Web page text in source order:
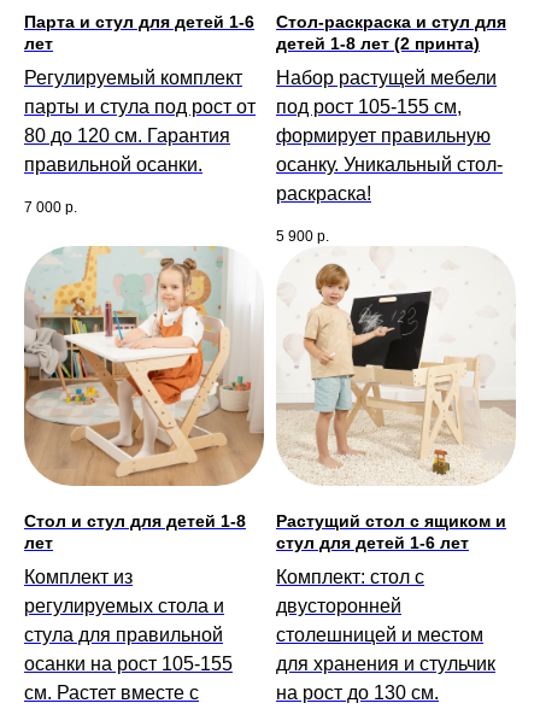
Парта и стул для детей 1-6
лет
Регулируемый комплект
парты и стула под рост от
80 до 120 см. Гарантия
правильной осанки.
7 000 р.
Стол-раскраска и стул для
детей 1-8 лет (2 принта)
Набор растущей мебели
под рост 105-155 см,
формирует правильную
осанку. Уникальный стол-
раскраска!
5 900 р.
Стол и стул для детей 1-8
лет
Комплект из
регулируемых стола и
стула для правильной
осанки на рост 105-155
см. Растет вместе с
Растущий стол с ящиком и
стул для детей 1-6 лет
Комплект: стол с
двусторонней
столешницей и местом
для хранения и стульчик
на рост до 130 см.